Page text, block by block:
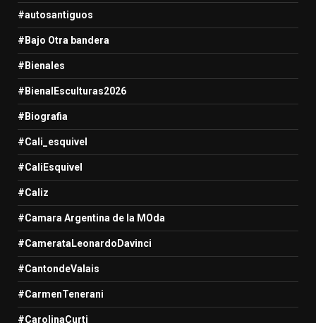
#autosantiguos
#Bajo Otra bandera
#Bienales
#BienalEsculturas2026
#Biografia
#Cali_esquivel
#CaliEsquivel
#Caliz
#Camara Argentina de la MOda
#CamerataLeonardoDavinci
#CantondeValais
#CarmenTenerani
#CarolinaCurti